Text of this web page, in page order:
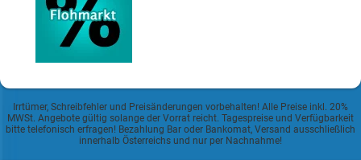
Irrtümer, Schreibfehler und Preisänderungen vorbehalten! Alle Preise inkl. 20%
MWSt. Angebote gültig solange der Vorrat reicht. Tagespreise und Verfügbarkeit
bitte telefonisch erfragen! Bezahlung Bar oder Bankomat, Versand ausschließlich
innerhalb Österreichs und nur per Nachnahme!